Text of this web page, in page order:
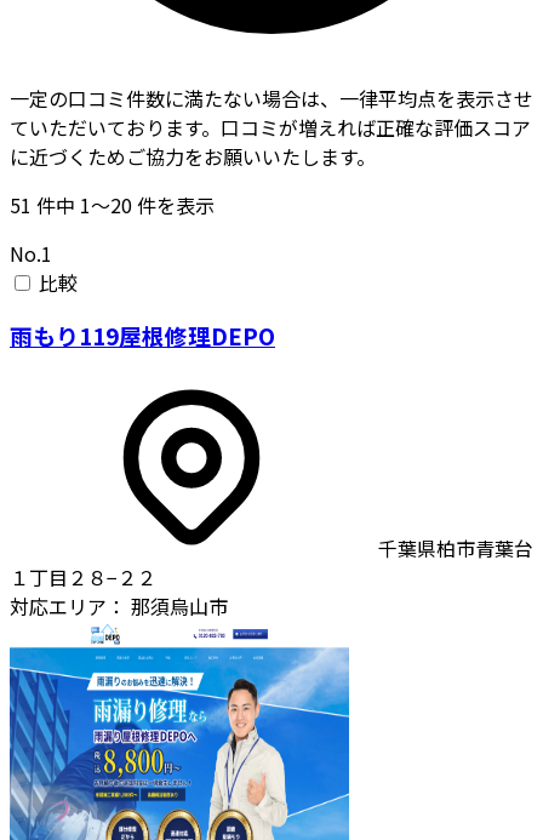
一定の口コミ件数に満たない場合は、一律平均点を表示させ
ていただいております。口コミが増えれば正確な評価スコア
に近づくためご協力をお願いいたします。
51 件中 1〜20件を表示
No.1
比較
雨もり119屋根修理DEPO
千葉県柏市青葉台
１丁目２８−２２
対応エリア： 那須烏山市